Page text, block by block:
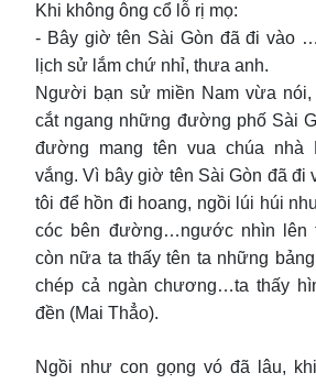
Khi không ông cổ lỗ rị mọ:
- Bây giờ tên Sài Gòn đã đi vào
lịch sử lắm chứ nhỉ, thưa anh.
Người bạn sử miền Nam vừa
cắt ngang những đường phố Sài
đường mang tên vua chúa nhà
vắng. Vì bây giờ tên Sài Gòn đã đi
tôi để hồn đi hoang, ngồi lúi húi
cóc bên đường…ngước nhìn lên
còn nữa ta thấy tên ta những
chép cả ngàn chương…ta thấy
đền (Mai Thẳo).
Ngồi như con gọng vó đã lâu,